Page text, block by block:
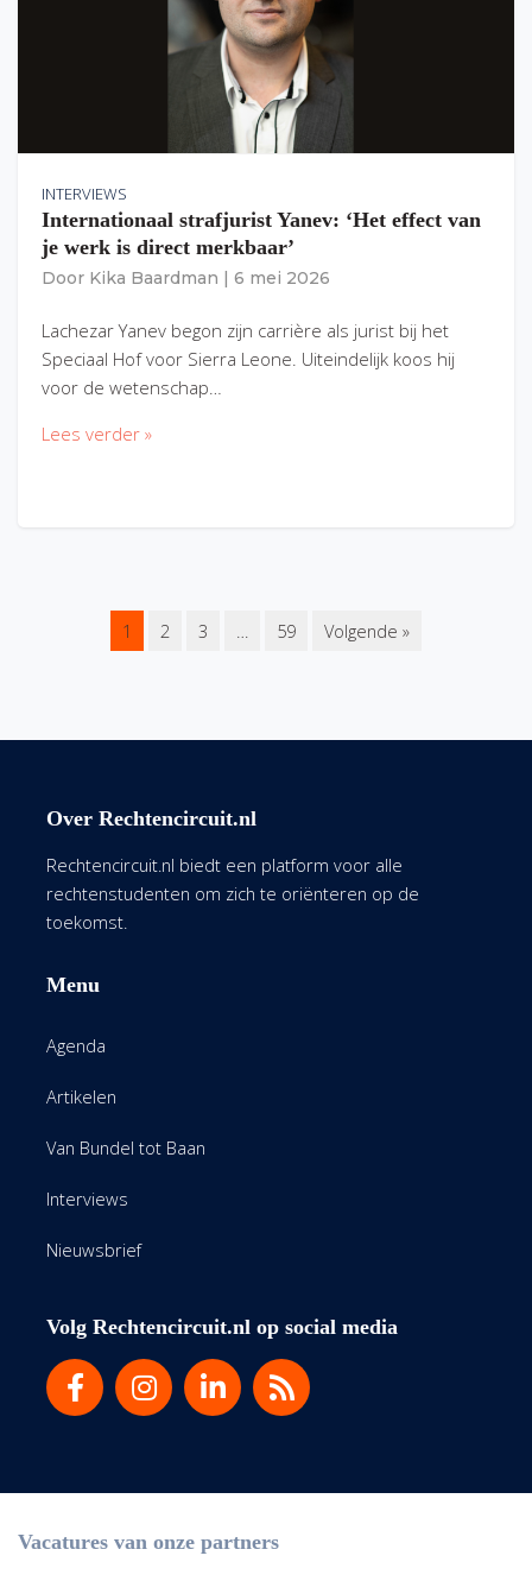
INTERVIEWS
Internationaal strafjurist Yanev: ‘Het effect van
je werk is direct merkbaar’
Door Kika Baardman 6 mei 2026
Lachezar Yanev begon zijn carrière als jurist bij het
Speciaal Hof voor Sierra Leone. Uiteindelijk koos hij
voor de wetenschap…
Lees verder »
1 2 3 … 59 Volgende »
Over Rechtencircuit.nl
Rechtencircuit.nl biedt een platform voor alle
rechtenstudenten om zich te oriënteren op de
toekomst.
Menu
Agenda
Artikelen
Van Bundel tot Baan
Interviews
Nieuwsbrief
Volg Rechtencircuit.nl op social media
Vacatures van onze partners